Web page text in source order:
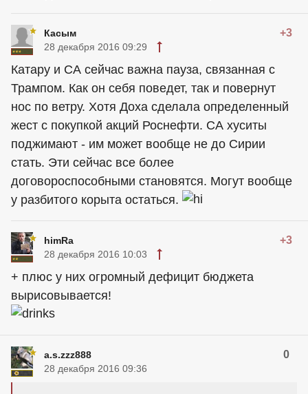
Касым +3
28 декабря 2016 09:29
Катару и СА сейчас важна пауза, связанная с
Трампом. Как он себя поведет, так и повернут
нос по ветру. Хотя Доха сделала определенный
жест с покупкой акций Роснефти. СА хуситы
поджимают - им может вообще не до Сирии
стать. Эти сейчас все более
договороспособными становятся. Могут вообще
у разбитого корыта остаться.
himRa +3
28 декабря 2016 10:03
+ плюс у них огромный дефицит бюджета
вырисовывается!
a.s.zzz888 0
28 декабря 2016 09:36